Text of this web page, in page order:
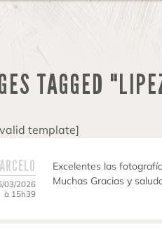
TAGGED
template]
03/2026
à 15h39
Excelentes las
Muchas Gracias y